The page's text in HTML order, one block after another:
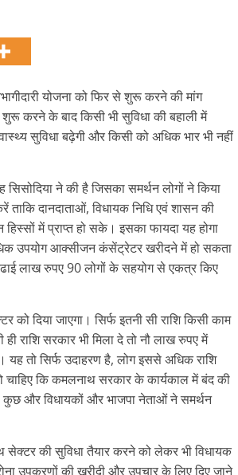
योजना को फिर से शुरू करने की मांग
करने के बाद किसी भी सुविधा की बहाली में
सुविधा बढ़ेगी और किसी को अधिक भार भी नहीं
ने की है जिसका समर्थन लोगों ने किया
दानदाताओं, विधायक निधि एवं शासन की
में प्राप्त हो सके। इसका फायदा यह होगा
उपयोग आक्सीजन कंसेंट्रेटर खरीदने में हो सकता
लाख रुपए 90 लोगों के सहयोग से एकत्र किए
दिया जाएगा। सिर्फ इतनी सी राशि किसी काम
राशि सरकार भी मिला दे तो नौ लाख रुपए में
तो सिर्फ उदाहरण है, लोग इससे अधिक राशि
चाहिए कि कमलनाथ सरकार के कार्यकाल में बंद की
कुछ और विधायकों और भाजपा नेताओं ने समर्थन
सेक्टर की सुविधा तैयार करने को लेकर भी विधायक
उपकरणों की खरीदी और उपचार के लिए दिए जाने